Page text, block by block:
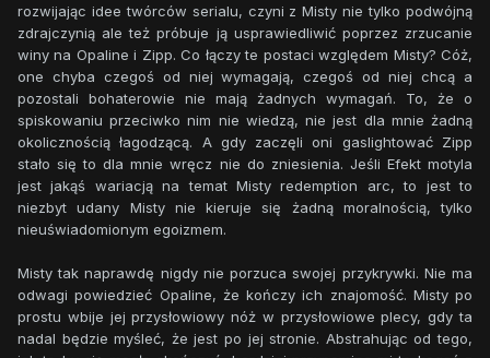
rozwijając idee twórców serialu, czyni z Misty nie tylko podwójną
zdrajczynią ale też próbuje ją usprawiedliwić poprzez zrzucanie
winy na Opaline i Zipp. Co łączy te postaci względem Misty? Cóż,
one chyba czegoś od niej wymagają, czegoś od niej chcą a
pozostali bohaterowie nie mają żadnych wymagań. To, że o
spiskowaniu przeciwko nim nie wiedzą, nie jest dla mnie żadną
okolicznością łagodzącą. A gdy zaczęli oni gaslightować Zipp
stało się to dla mnie wręcz nie do zniesienia. Jeśli Efekt motyla
jest jakąś wariacją na temat Misty redemption arc, to jest to
niezbyt udany Misty nie kieruje się żadną moralnością, tylko
nieuświadomionym egoizmem.
Misty tak naprawdę nigdy nie porzuca swojej przykrywki. Nie ma
odwagi powiedzieć Opaline, że kończy ich znajomość. Misty po
prostu wbije jej przysłowiowy nóż w przysłowiowe plecy, gdy ta
nadal będzie myśleć, że jest po jej stronie. Abstrahując od tego,